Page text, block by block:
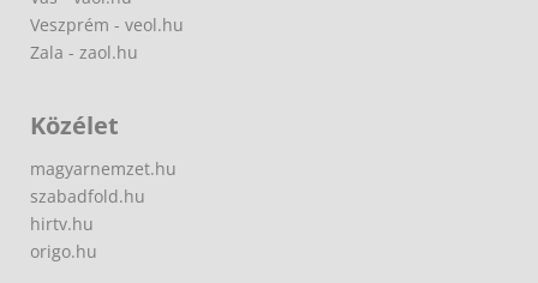
Veszprém - veol.hu
Zala - zaol.hu
Közélet
magyarnemzet.hu
szabadfold.hu
hirtv.hu
origo.hu